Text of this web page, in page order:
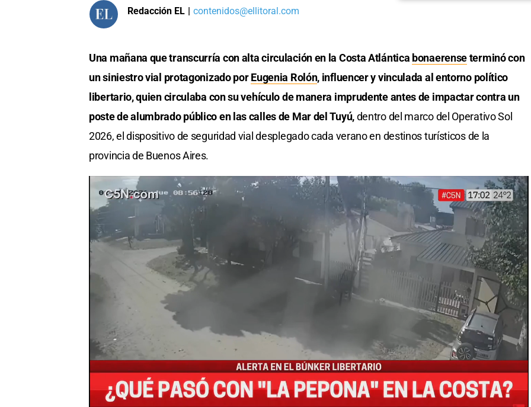
Redacción EL | contenidos@ellitoral.com
Una mañana que transcurría con alta circulación en la Costa Atlántica bonaerenseterminó con
un siniestro vial protagonizado porEugenia Rolón, influencer y vinculada al entorno político
libertario, quien circulaba con su vehículo de manera imprudente antes de impactar contra un
poste de alumbrado público en las calles de Mar del Tuyú,dentro del marco del Operativo Sol
2026, el dispositivo de seguridad vial desplegado cada verano en destinos turísticos de la
provincia de Buenos Aires.